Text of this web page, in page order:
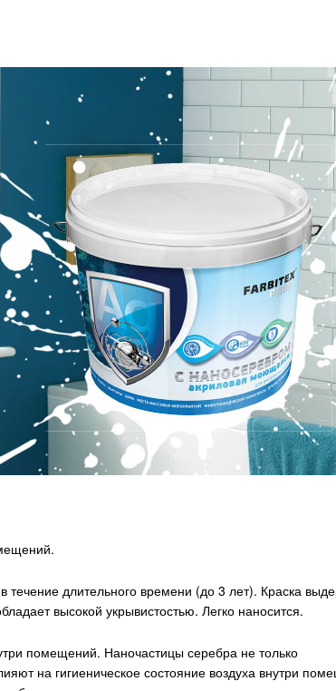
длительного времени (до 3 лет). Краска
высокой укрывистостью. Легко наносится.
помещений. Наночастицы серебра не только
на гигиеническое состояние воздуха внутри